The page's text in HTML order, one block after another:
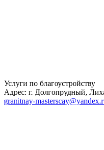
Услуги по благоустройству
Адрес: г. Долгопрудный,
granitnay-